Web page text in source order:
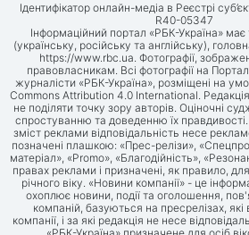
Ідентифікатор онлайн-медіа в Реєстрі
R40-05347
Інформаційний портал «РБК-Україна»
(українську, російську та англійську),
https://www.rbc.ua. Фотографії,
правовласникам. Всі фотографії на
журналісти «РБК-Україна», розміщені на
Commons Attribution 4.0 International.
не поділяти точку зору авторів. Оціночні
спростуванню та доведенню їх правдивості.
зміст реклами відповідальність несе
позначені плашкою: «Прес-релізи»,
матеріал», «Promo», «Благодійність»,
правах реклами і призначені, як правило,
річного віку. «Новини компанії» - це
охоплює новини, події та оголошення,
компаній, базуються на пресрелізах,
компанії, і за які редакція не несе